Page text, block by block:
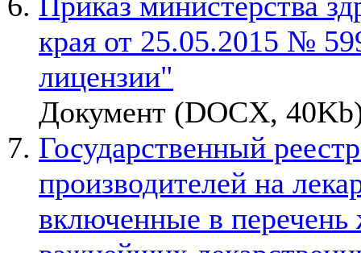
края от 25.05.2015 №
лицензии"
Документ (DOCX,
Государственный
производителей на
включенные в